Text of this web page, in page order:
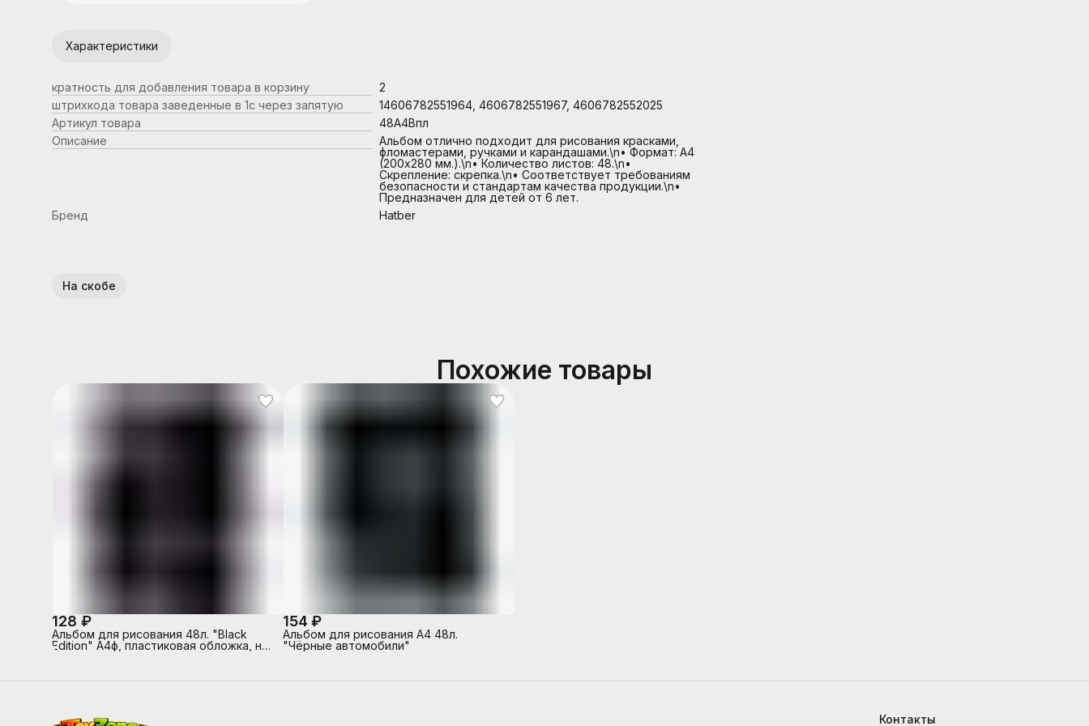
Характеристики
кратность для добавления товара в корзину
2
штрихкода товара заведенные в 1с через запятую
14606782551964, 4606782551967, 4606782552025
Артикул товара
48А4Впл
Описание
Альбом отлично подходит для рисования красками,
фломастерами, ручками и карандашами.\n• Формат: А4
(200х280 мм.).\n• Количество листов: 48.\n•
Скрепление: скрепка.\n• Соответствует требованиям
безопасности и стандартам качества продукции.\n•
Предназначен для детей от 6 лет.
Бренд
Hatber
На скобе
Похожие товары
128 ₽
Альбом для рисования 48л. "Black
Edition" А4ф, пластиковая обложка, на
154 ₽
Альбом для рисования А4 48л.
"Чёрные автомобили"
Контакты